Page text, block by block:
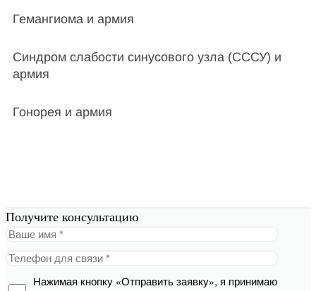
Гемангиома и армия
Синдром слабости синусового узла (СССУ) и
армия
Гонорея и армия
Получите консультацию
Нажимая кнопку «Отправить заявку», я принимаю